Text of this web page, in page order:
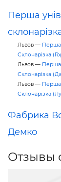
Перша
Львов — Перша
Склонарізка
Львов — Перша
Склонарізка
Львов — Перша
Склонарізка
Фабрика
Демко
Отзывы